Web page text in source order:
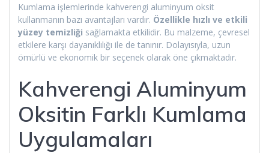
Kumlama işlemlerinde kahverengi aluminyum oksit
kullanmanın bazı avantajları vardır. Özellikle hızlı ve etkili
yüzey temizliği sağlamakta etkilidir. Bu malzeme, çevresel
etkilere karşı dayanıklılığı ile de tanınır. Dolayısıyla, uzun
ömürlü ve ekonomik bir seçenek olarak öne çıkmaktadır.
Kahverengi Aluminyum
Oksitin Farklı Kumlama
Uygulamaları